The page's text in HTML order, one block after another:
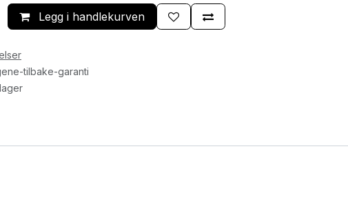
Legg i handlekurven
tilbake-garanti